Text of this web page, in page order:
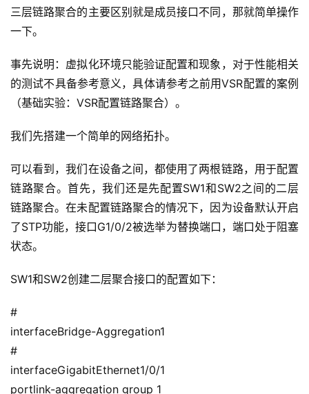
A
I
实
干
群
营
录
经
验
教
三层链路聚合的主要区别就是成员接口不同，那就简单操作
一下。
事先说明：虚拟化环境只能验证配置和现象，对于性能相关
的测试不具备参考意义，具体请参考之前用VSR配置的案例
（基础实验：VSR配置链路聚合）。
我们先搭建一个简单的网络拓扑。
可以看到，我们在设备之间，都使用了两根链路，用于配置
链路聚合。首先，我们还是先配置SW1和SW2之间的二层
链路聚合。在未配置链路聚合的情况下，因为设备默认开启
了STP功能，接口G1/0/2被选举为替换端口，端口处于阻塞
状态。
SW1和SW2创建二层聚合接口的配置如下：
#
interfaceBridge-Aggregation1
#
interfaceGigabitEthernet1/0/1
portlink-aggregation group 1